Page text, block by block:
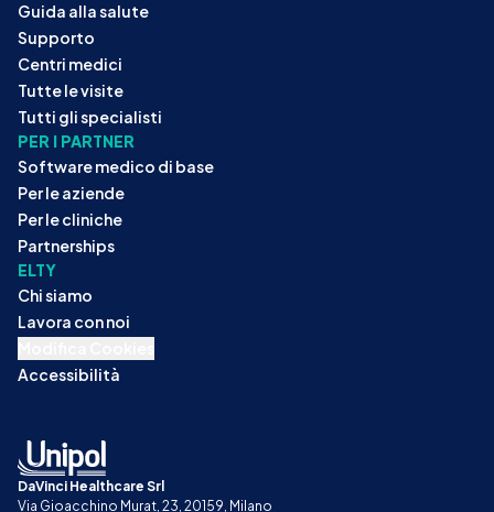
Guida alla salute
Supporto
Centri medici
Tutte le visite
Tutti gli specialisti
PER I PARTNER
Software medico di base
Per le aziende
Per le cliniche
Partnerships
ELTY
Chi siamo
Lavora con noi
Accessibilità
DaVinci Healthcare Srl
Via Gioacchino Murat, 23, 20159, Milano